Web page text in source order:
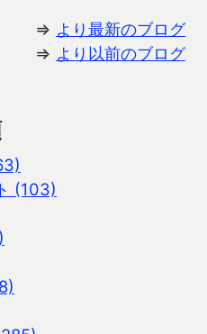
⇒ より最新のブログ
⇒ より以前のブログ
(103)